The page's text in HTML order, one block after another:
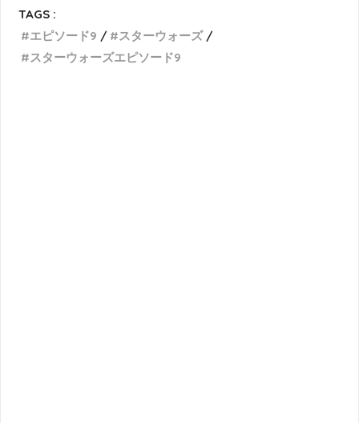
TAGS :
エピソード9
スターウォーズ
スターウォーズエピソード9